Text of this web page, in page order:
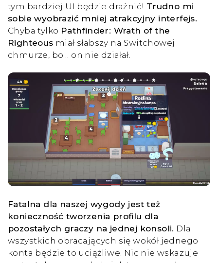
tym bardziej UI będzie drażnić! Trudno mi
sobie wyobrazić mniej atrakcyjny interfejs.
Chyba tylko Pathfinder: Wrath of the
Righteous miał słabszy na Switchowej
chmurze, bo… on nie działał.
Fatalna dla naszej wygody jest też
konieczność tworzenia profilu dla
pozostałych graczy na jednej konsoli. Dla
wszystkich obracających się wokół jednego
konta będzie to uciążliwe. Nic nie wskazuje